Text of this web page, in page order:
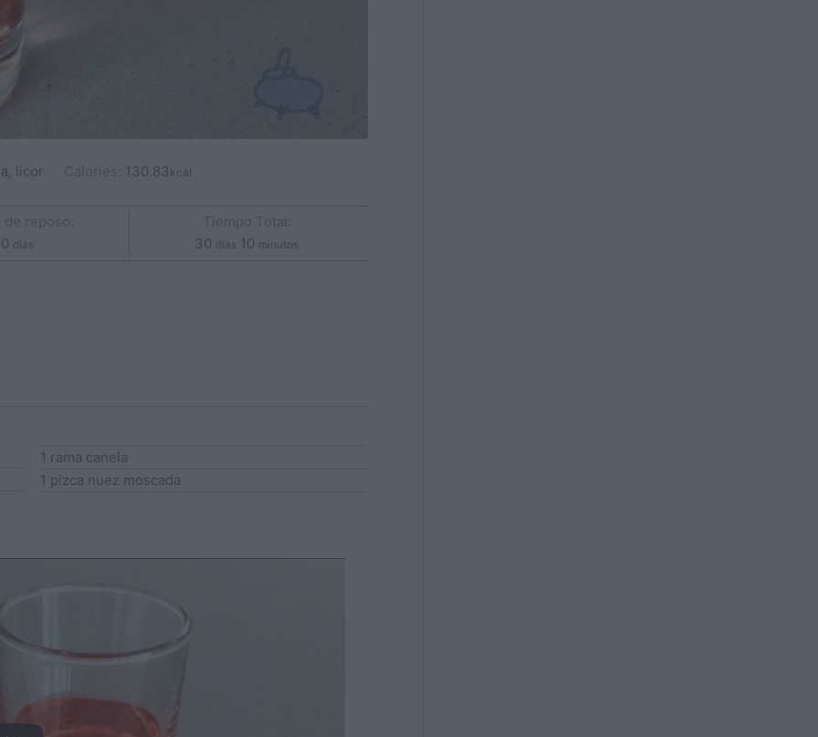
licor 130.83 kcal
días
días
30 días
días 10 minutos
minutos
1 rama canela
1 pizca nuez moscada